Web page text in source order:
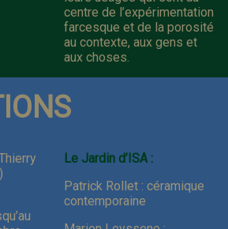
centre de l’expérimentation
farcesque et de la porosité
au contexte, aux gens et
aux choses.
Le Jardin d’ISA :
Patrick Rollet : céramique
contemporaine